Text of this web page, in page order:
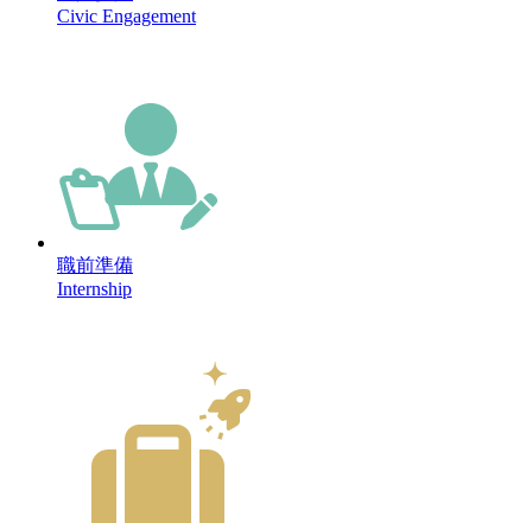
Civic Engagement
職前準備
Internship